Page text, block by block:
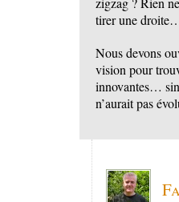
tirer une
Nous devons
vision pour
innovantes…
n’aurait pas